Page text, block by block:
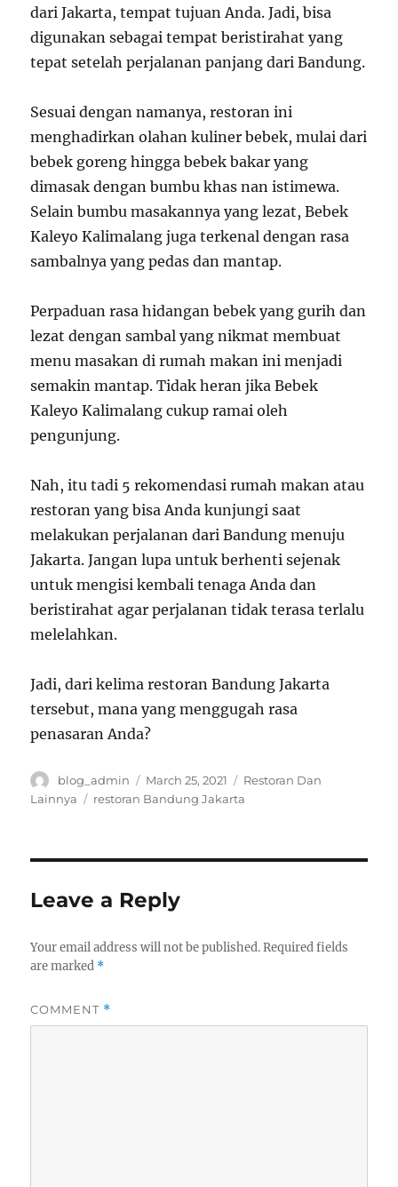
dari Jakarta, tempat tujuan Anda. Jadi, bisa
digunakan sebagai tempat beristirahat yang
tepat setelah perjalanan panjang dari Bandung.
Sesuai dengan namanya, restoran ini
menghadirkan olahan kuliner bebek, mulai dari
bebek goreng hingga bebek bakar yang
dimasak dengan bumbu khas nan istimewa.
Selain bumbu masakannya yang lezat, Bebek
Kaleyo Kalimalang juga terkenal dengan rasa
sambalnya yang pedas dan mantap.
Perpaduan rasa hidangan bebek yang gurih dan
lezat dengan sambal yang nikmat membuat
menu masakan di rumah makan ini menjadi
semakin mantap. Tidak heran jika Bebek
Kaleyo Kalimalang cukup ramai oleh
pengunjung.
Nah, itu tadi 5 rekomendasi rumah makan atau
restoran yang bisa Anda kunjungi saat
melakukan perjalanan dari Bandung menuju
Jakarta. Jangan lupa untuk berhenti sejenak
untuk mengisi kembali tenaga Anda dan
beristirahat agar perjalanan tidak terasa terlalu
melelahkan.
Jadi, dari kelima restoran Bandung Jakarta
tersebut, mana yang menggugah rasa
penasaran Anda?
Author
blog_admin
Posted
on
March 25, 2021 Categories
Restoran Dan
Lainnya
Tags
restoran Bandung Jakarta
Leave a Reply
Your email address will not be published. Required fields
are marked *
COMMENT *